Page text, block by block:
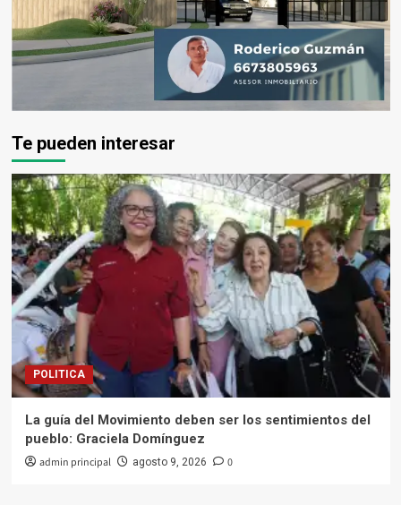
Te pueden interesar
POLITICA
La guía del Movimiento deben ser los sentimientos del
pueblo: Graciela Domínguez
admin principal agosto 9, 2026 0